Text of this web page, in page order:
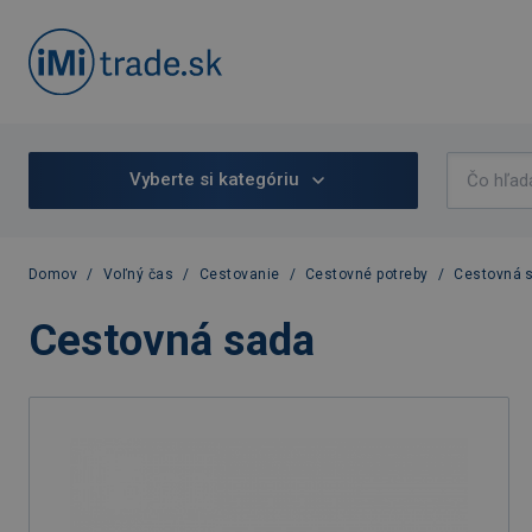
Vyberte si kategóriu
Domov / Voľný čas / Cestovanie / Cestovné potreby / Cestovná
Cestovná sada